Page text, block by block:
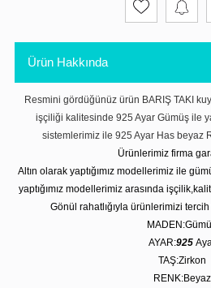
Ürün Hakkında
Resmini gördüğünüz ürün BARIŞ TAKI
işçiliği kalitesinde 925 Ayar Gümüş ile
sistemlerimiz ile 925 Ayar Has beyaz
Ürünlerimiz firma
Altın olarak yaptığımız modellerimiz ile
yaptığımız modellerimiz arasında
Gönül rahatlığıyla ürünlerimizi
AYAR:925
TAŞ:Zirkon
RENK:Beyaz